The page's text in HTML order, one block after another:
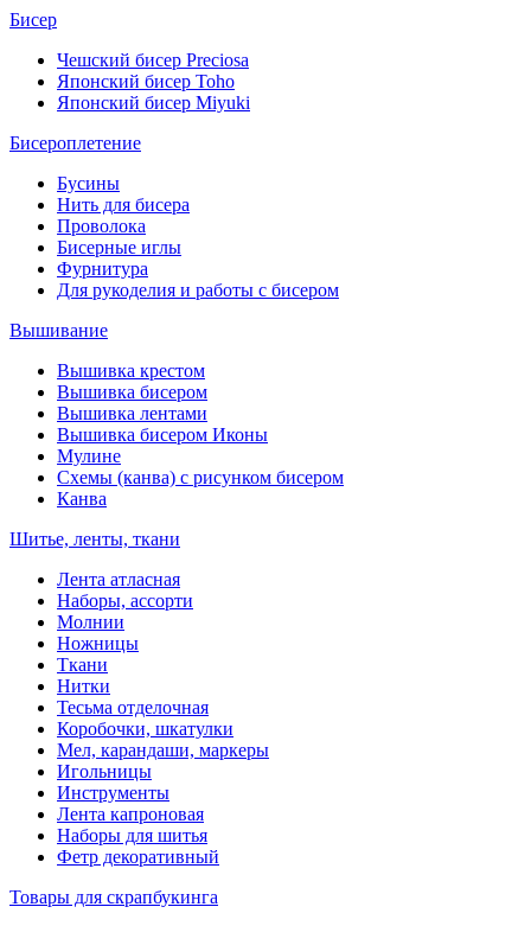
Бисер
Чешский бисер Preciosa
Японский бисер Toho
Японский бисер Miyuki
Бисероплетение
Бусины
Нить для бисера
Проволока
Бисерные иглы
Фурнитура
Для рукоделия и работы с бисером
Вышивание
Вышивка крестом
Вышивка бисером
Вышивка лентами
Вышивка бисером Иконы
Мулине
Схемы (канва) с рисунком бисером
Канва
Шитье, ленты, ткани
Лента атласная
Наборы, ассорти
Молнии
Ножницы
Ткани
Нитки
Тесьма отделочная
Коробочки, шкатулки
Мел, карандаши, маркеры
Игольницы
Инструменты
Лента капроновая
Наборы для шитья
Фетр декоративный
Товары для скрапбукинга